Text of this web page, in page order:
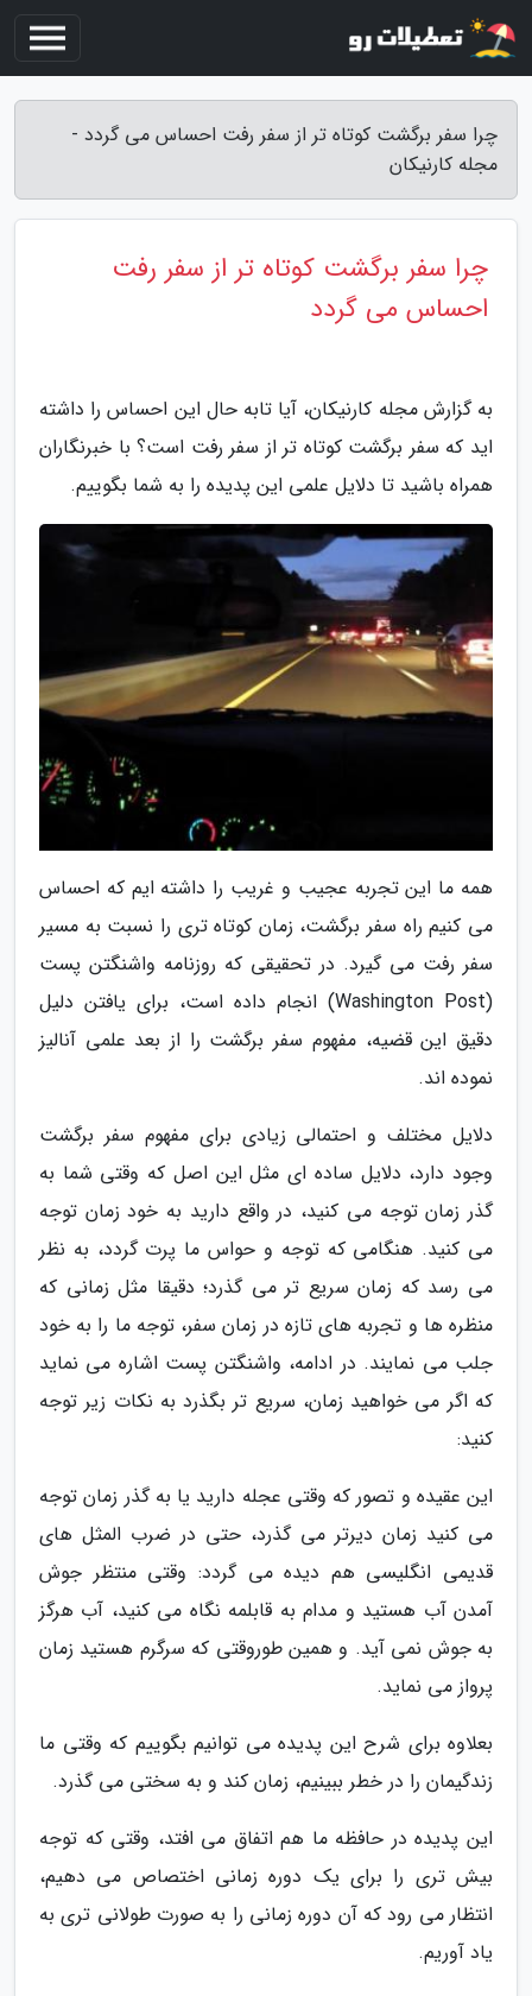
چرا سفر برگشت کوتاه تر از سفر رفت احساس می گردد -
مجله کارنیکان
چرا سفر برگشت کوتاه تر از سفر رفت
احساس می گردد
به گزارش مجله کارنیکان، آیا تابه حال این احساس را داشته
اید که سفر برگشت کوتاه تر از سفر رفت است؟ با خبرنگاران
همراه باشید تا دلایل علمی این پدیده را به شما بگوییم.
همه ما این تجربه عجیب و غریب را داشته ایم که احساس
می کنیم راه سفر برگشت، زمان کوتاه تری را نسبت به مسیر
سفر رفت می گیرد. در تحقیقی که روزنامه واشنگتن پست
(Washington Post) انجام داده است، برای یافتن دلیل
دقیق این قضیه، مفهوم سفر برگشت را از بعد علمی آنالیز
نموده اند.
دلایل مختلف و احتمالی زیادی برای مفهوم سفر برگشت
وجود دارد، دلایل ساده ای مثل این اصل که وقتی شما به
گذر زمان توجه می کنید، در واقع دارید به خود زمان توجه
می کنید. هنگامی که توجه و حواس ما پرت گردد، به نظر
می رسد که زمان سریع تر می گذرد؛ دقیقا مثل زمانی که
منظره ها و تجربه های تازه در زمان سفر، توجه ما را به خود
جلب می نمایند. در ادامه، واشنگتن پست اشاره می نماید
که اگر می خواهید زمان، سریع تر بگذرد به نکات زیر توجه
کنید:
این عقیده و تصور که وقتی عجله دارید یا به گذر زمان توجه
می کنید زمان دیرتر می گذرد، حتی در ضرب المثل های
قدیمی انگلیسی هم دیده می گردد: وقتی منتظر جوش
آمدن آب هستید و مدام به قابلمه نگاه می کنید، آب هرگز
به جوش نمی آید. و همین طوروقتی که سرگرم هستید زمان
پرواز می نماید.
بعلاوه برای شرح این پدیده می توانیم بگوییم که وقتی ما
زندگیمان را در خطر ببینیم، زمان کند و به سختی می گذرد.
این پدیده در حافظه ما هم اتفاق می افتد، وقتی که توجه
بیش تری را برای یک دوره زمانی اختصاص می دهیم،
انتظار می رود که آن دوره زمانی را به صورت طولانی تری به
یاد آوریم.